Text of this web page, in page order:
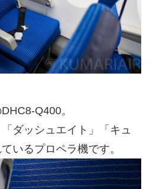
Q400。
ダッシュエイト」「キュ
いるプロペラ機です。